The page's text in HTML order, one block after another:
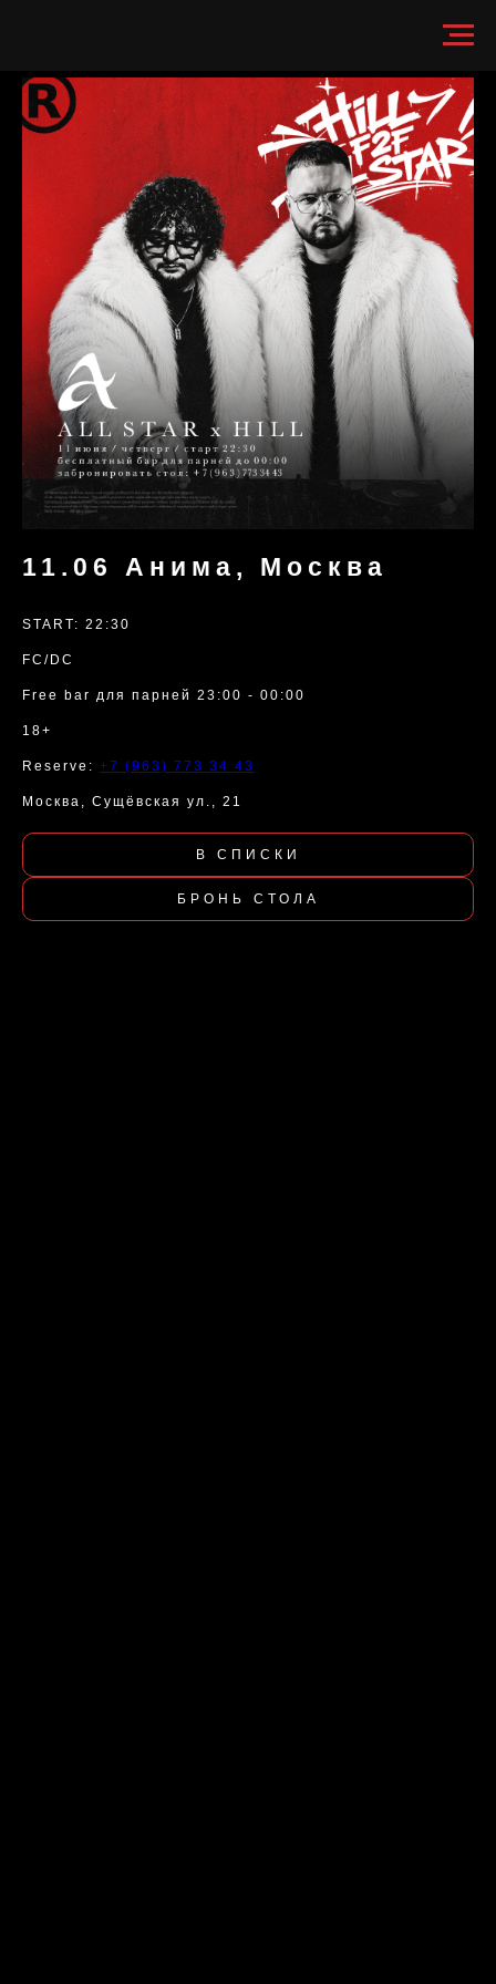
11.06 Анима, Москва
START: 22:30
FC/DC
Free bar для парней 23:00 - 00:00
18+
Reserve: +7 (963) 773 34 43
Москва, Сущёвская ул., 21
В СПИСКИ
БРОНЬ СТОЛА